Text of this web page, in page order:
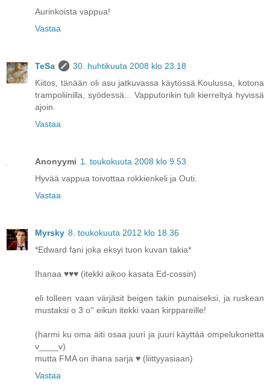
Aurinkoista vappua!
Vastaa
TeSa
30. huhtikuuta 2008 klo 23.18
Kiitos, tänään oli asu jatkuvassa käytössä.Koulussa, kotona
trampoliinilla, syödessä... Vapputorikin tuli kierreltyä hyvissä
ajoin.
Vastaa
Anonyymi 1. toukokuuta 2008 klo 9.53
Hyvää vappua toivottaa rokkienkeli ja Outi.
Vastaa
Myrsky 8. toukokuuta 2012 klo 18.36
*Edward fani joka eksyi tuon kuvan takia*
Ihanaa ♥♥♥ (itekki aikoo kasata Ed-cossin)
eli tolleen vaan värjäsit beigen takin punaiseksi, ja ruskean
mustaksi o 3 o'' eikun itekki vaan kirppareille!
(harmi ku oma äiti osaa juuri ja juuri käyttää ompelukonetta
v____v)
mutta FMA on ihana sarja ♥ (liittyyasiaan)
Vastaa